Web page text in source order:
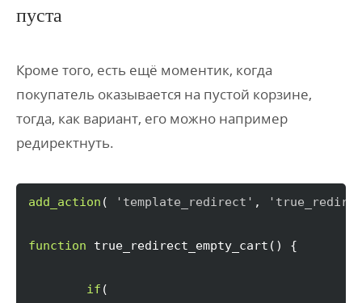
пуста
Кроме того, есть ещё моментик, когда
покупатель оказывается на пустой корзине,
тогда, как вариант, его можно например
редиректнуть.
add_action ( 'template_redirect' ,
function true_redirect_empty_cart ( ) {
if (